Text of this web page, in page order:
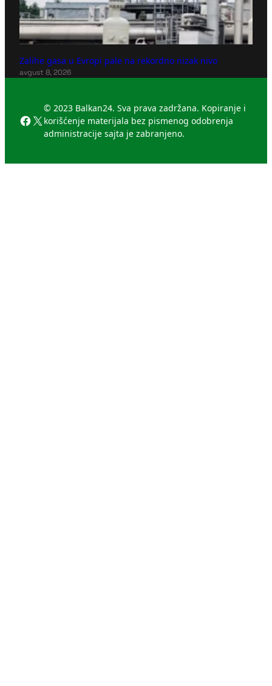
Zalihe gasa u Evropi pale na rekordno nizak nivo
avgust 8, 2026
Facebook
X
© 2023 Balkan24. Sva prava zadržana. Kopiranje i
korišćenje materijala bez pismenog odobrenja
administracije sajta je zabranjeno.